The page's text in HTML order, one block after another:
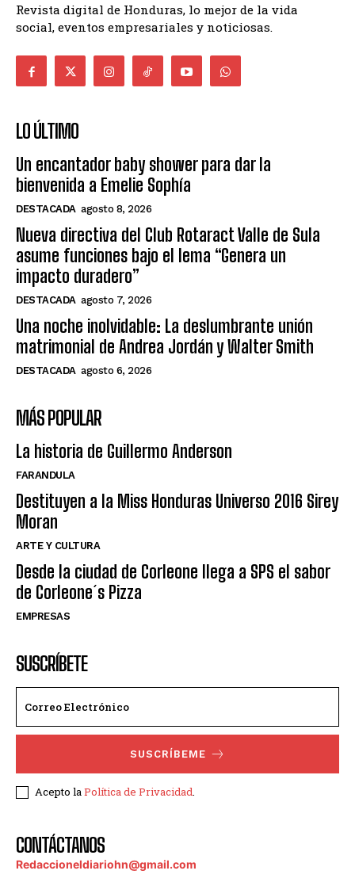
Revista digital de Honduras, lo mejor de la vida
social, eventos empresariales y noticiosas.
LO ÚLTIMO
Un encantador baby shower para dar la
bienvenida a Emelie Sophía
DESTACADA agosto 8, 2026
Nueva directiva del Club Rotaract Valle de Sula
asume funciones bajo el lema “Genera un
impacto duradero”
DESTACADA agosto 7, 2026
Una noche inolvidable: La deslumbrante unión
matrimonial de Andrea Jordán y Walter Smith
DESTACADA agosto 6, 2026
MÁS POPULAR
La historia de Guillermo Anderson
FARANDULA
Destituyen a la Miss Honduras Universo 2016 Sirey
Moran
ARTE Y CULTURA
Desde la ciudad de Corleone llega a SPS el sabor
de Corleone´s Pizza
EMPRESAS
SUSCRÍBETE
SUSCRÍBEME
Acepto laPolítica de Privacidad.
CONTÁCTANOS
Redaccioneldiariohn@gmail.com